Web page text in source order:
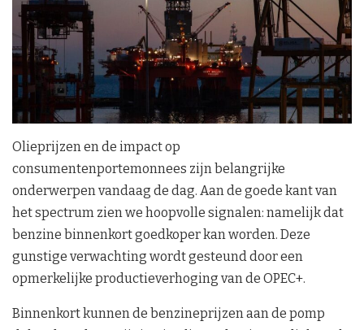
Olieprijzen en de impact op
consumentenportemonnees zijn belangrijke
onderwerpen vandaag de dag. Aan de goede kant van
het spectrum zien we hoopvolle signalen: namelijk dat
benzine binnenkort goedkoper kan worden. Deze
gunstige verwachting wordt gesteund door een
opmerkelijke productieverhoging van de OPEC+.
Binnenkort kunnen de benzineprijzen aan de pomp